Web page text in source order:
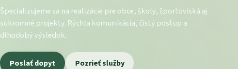
Špecializujeme sa na realizácie pre obce, školy, športoviská aj
súkromné projekty. Rýchla komunikácia, čistý postup a
dlhodobý výsledok.
Poslať dopyt Pozrieť služby